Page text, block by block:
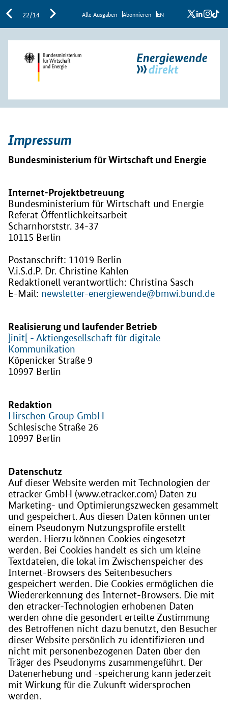
22/14 Al­le Aus­ga­ben Abon­nie­ren EN x
Impressum
Bundesministerium für Wirtschaft und Energie
Internet-Projektbetreuung
Bundesministerium für Wirtschaft und Energie
Referat Öffentlichkeitsarbeit
Scharnhorststr. 34-37
10115 Berlin
Postanschrift: 11019 Berlin
V.i.S.d.P. Dr. Christine Kahlen
Redaktionell verantwortlich: Christina Sasch
E-Mail: newsletter-energiewende@bmwi.bund.de
Realisierung und laufender Betrieb
]init[ - Aktiengesellschaft für digitale
Kommunikation
Köpenicker Straße 9
10997 Berlin
Redaktion
Hirschen Group GmbH
Schlesische Straße 26
10997 Berlin
Datenschutz
Auf dieser Website werden mit Technologien der
etracker GmbH (www.etracker.com) Daten zu
Marketing- und Optimierungszwecken gesammelt
und gespeichert. Aus diesen Daten können unter
einem Pseudonym Nutzungsprofile erstellt
werden. Hierzu können Cookies eingesetzt
werden. Bei Cookies handelt es sich um kleine
Textdateien, die lokal im Zwischenspeicher des
Internet-Browsers des Seitenbesuchers
gespeichert werden. Die Cookies ermöglichen die
Wiedererkennung des Internet-Browsers. Die mit
den etracker-Technologien erhobenen Daten
werden ohne die gesondert erteilte Zustimmung
des Betroffenen nicht dazu benutzt, den Besucher
dieser Website persönlich zu identifizieren und
nicht mit personenbezogenen Daten über den
Träger des Pseudonyms zusammengeführt. Der
Datenerhebung und -speicherung kann jederzeit
mit Wirkung für die Zukunft widersprochen
werden.